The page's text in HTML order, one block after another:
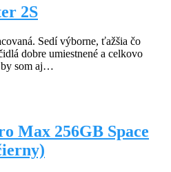
2S
Sedí výborne, ťažšia čo
dobre umiestnené a celkovo
by som aj…
Max 256GB Space